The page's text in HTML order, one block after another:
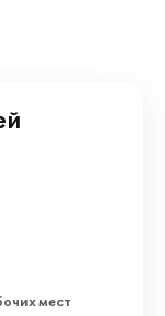
мест